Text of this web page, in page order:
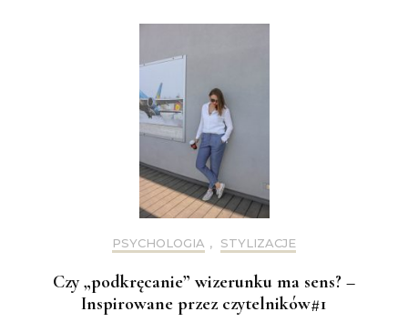
PSYCHOLOGIA , STYLIZACJE
Czy „podkręcanie” wizerunku ma sens? –
Inspirowane przez czytelników#1